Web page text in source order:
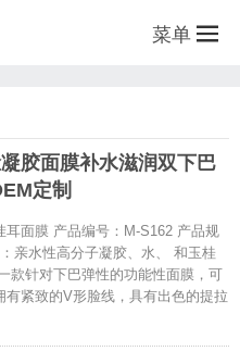
菜单
胶面膜补水滋润双下巴
定制
耳面膜 产品编号：M-S162 产品规
亲水性高分子凝胶、水、 和玉桂
款针对下巴弹性的功能性面膜，可
有紧致的V形脸线，具有出色的提拉